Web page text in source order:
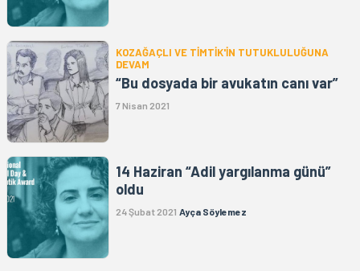
KOZAĞAÇLI VE TİMTİK'İN TUTUKLULUĞUNA
DEVAM
“Bu dosyada bir avukatın canı var”
7 Nisan 2021
14 Haziran “Adil yargılanma günü”
oldu
24 Şubat 2021 Ayça Söylemez